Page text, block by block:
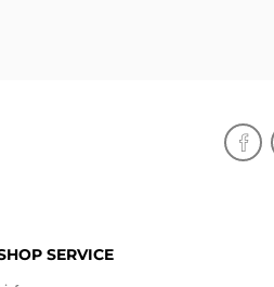
SERVICE